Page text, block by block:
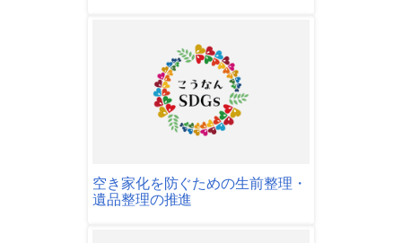
空き家化を防ぐための生前整理・
遺品整理の推進